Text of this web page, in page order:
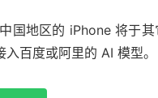
国地区的 iPhone 将于
百度或阿里的 AI 模型。